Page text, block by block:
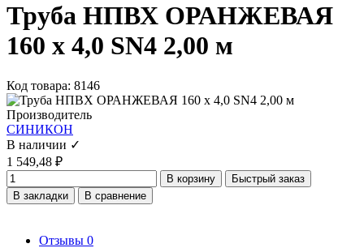
Труба НПВХ ОРАНЖЕВАЯ
160 x 4,0 SN4 2,00 м
Код товара: 8146
Производитель
СИНИКОН
В наличии ✓
1 549,48 ₽
В корзину
Быстрый заказ
В закладки
В сравнение
Отзывы 0